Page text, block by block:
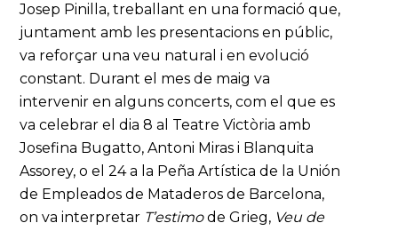
Josep Pinilla, treballant en una formació que,
juntament amb les presentacions en públic,
va reforçar una veu natural i en evolució
constant. Durant el mes de maig va
intervenir en alguns concerts, com el que es
va celebrar el dia 8 al Teatre Victòria amb
Josefina Bugatto, Antoni Miras i Blanquita
Assorey, o el 24 a la Peña Artística de la Unión
de Empleados de Mataderos de Barcelona,
on va interpretar T’estimode Grieg, Veu de